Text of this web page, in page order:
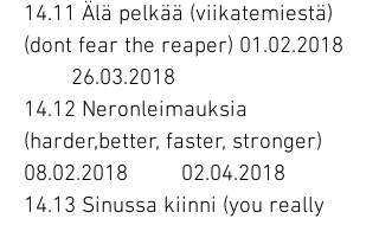
14.11 Älä pelkää (viikatemiestä)
(dont fear the reaper) 01.02.2018
26.03.2018
14.12 Neronleimauksia
(harder,better, faster, stronger)
08.02.2018
02.04.2018
14.13 Sinussa kiinni (you really